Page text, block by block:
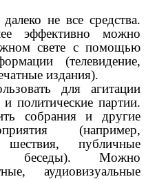
не все средства.
эффективно можно
свете с помощью
(телевидение,
издания).
для агитации
политические партии.
собрания и другие
(например,
публичные
беседы). Можно
аудиовизуальные